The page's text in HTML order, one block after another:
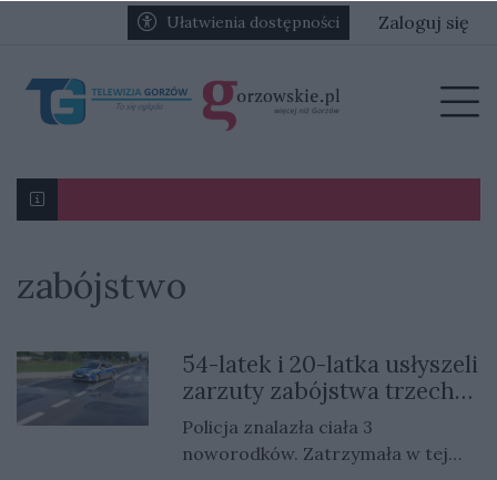
Przejdź do głównych treści
Przejdź do głównego menuUłatwienia dostępności Zaloguj się
Karol Gliwiński: „Jesteśmy w stanie namieszać w III
Ognisko nosówki w schronisku. Prawie 90 psów
zabójstwo
54-latek i 20-latka usłyszeli
zarzuty zabójstwa trzech
noworodków. Zwłoki były
w piwnicy
Policja znalazła ciała 3
noworodków. Zatrzymała w tej